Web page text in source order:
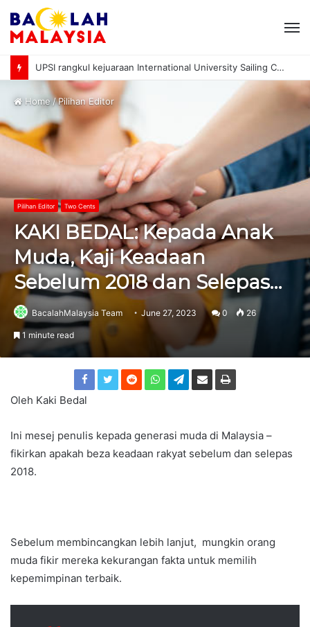
UPSI rangkul kejuaraan International University Sailing Championship 2026
Home /Pilihan Editor
Pilihan Editor Two Cents
KAKI BEDAL: Kepada Anak
Muda, Kaji Keadaan
Sebelum 2018 dan Selepas…
BacalahMalaysia Team June 27, 2023 0 26
1 minute read
Oleh Kaki Bedal
Ini mesej penulis kepada generasi muda di Malaysia –
fikirkan apakah beza keadaan rakyat sebelum dan selepas
2018.
Sebelum membincangkan lebih lanjut, mungkin orang
muda fikir mereka kekurangan fakta untuk memilih
kepemimpinan terbaik.